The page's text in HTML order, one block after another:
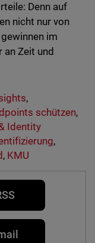
Denn auf
nicht nur von
im
Zeit und
,
schützen,
Identity
,
, KMU